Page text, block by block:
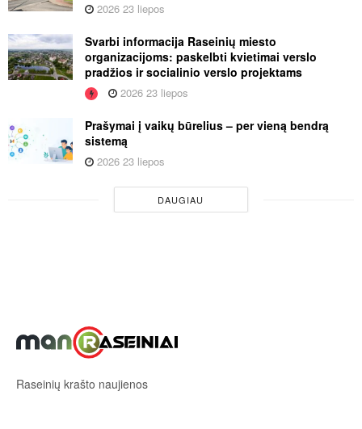
2026 23 liepos
Svarbi informacija Raseinių miesto
organizacijoms: paskelbti kvietimai verslo
pradžios ir socialinio verslo projektams
2026 23 liepos
Prašymai į vaikų būrelius – per vieną bendrą
sistemą
2026 23 liepos
DAUGIAU
Raseinių krašto naujienos